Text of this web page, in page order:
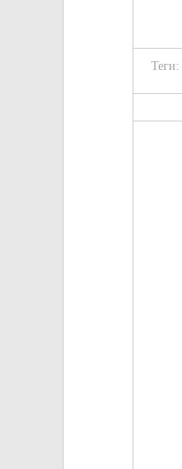
Теги: